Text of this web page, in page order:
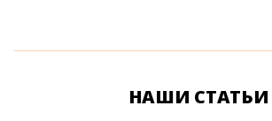
НАШИ СТАТЬИ